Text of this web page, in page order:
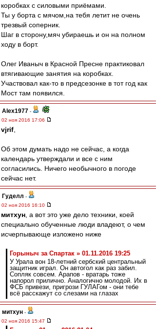
коробках с силовыми приёмами.
Ты у борта с мячом,на тебя летит не очень
трезвый соперник.
Шаг в сторону,мяч убираешь и он на полном
ходу в борт.
Олег Иваныч в Красной Пресне практиковал
втягивающие занятия на коробках.
Участвовал как-то в предсезонке в тот год как
Мост там появился.
Alex1977 -
02 ноя 2016 17:06
vjrif
Об этом думать надо не сейчас, а когда
календарь утверждали и все с ним
согласились. Ничего необычного в погоде
сейчас нет.
Гуделл -
02 ноя 2016 16:10
митхун , а вот это уже дело техники, коей
специально обученные люди владеют, о чем
исчерпывающе изложено ниже
Горыныч за Спартак » 01.11.2016 19:25
У Урала вон 18-летний сербский центральный
защитник играл. Он автогол как раз забил.
Сопляк совсем. Арапов - вратарь тоже
напорол прилично. Аналогично молодой. Их в
ФСБ привези, пригрози ГУЛАГом - они тебе
всё расскажут со слезами на глазах
митхун -
02 ноя 2016 15:47